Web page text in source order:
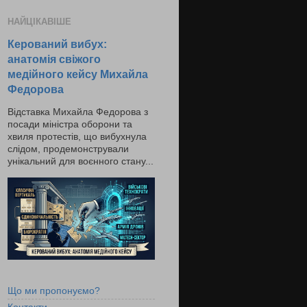
НАЙЦІКАВІШЕ
Керований вибух:
анатомія свіжого
медійного кейсу Михайла
Федорова
Відставка Михайла Федорова з
посади міністра оборони та
хвиля протестів, що вибухнула
слідом, продемонстрували
унікальний для воєнного стану...
Що ми пропонуємо?